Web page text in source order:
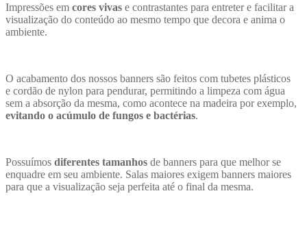
Impressões em cores vivas e contrastantes para entreter e facilitar a
visualização do conteúdo ao mesmo tempo que decora e anima o
ambiente.
O acabamento dos nossos banners são feitos com tubetes plásticos
e cordão de nylon para pendurar, permitindo a limpeza com água
sem a absorção da mesma, como acontece na madeira por exemplo,
evitando o acúmulo de fungos e bactérias.
Possuímos diferentes tamanhos de banners para que melhor se
enquadre em seu ambiente. Salas maiores exigem banners maiores
para que a visualização seja perfeita até o final da mesma.